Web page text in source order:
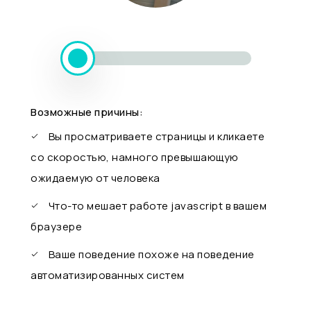
Возможные причины:
Вы просматриваете страницы и кликаете
со скоростью, намного превышающую
ожидаемую от человека
Что-то мешает работе javascript в вашем
браузере
Ваше поведение похоже на поведение
автоматизированных систем